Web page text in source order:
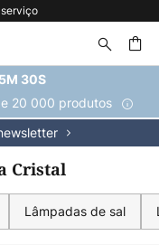
da Europa
29S
20 000 produtos
Cristal
Lâmpadas de sal